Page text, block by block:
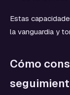
Estas
la vanguardia y
Cómo